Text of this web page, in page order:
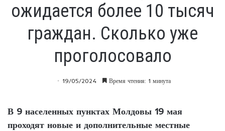
ожидается более 10 тысяч
граждан. Сколько уже
проголосовало
19/05/2024 Время чтения: 1 минута
В 9 населенных пунктах Молдовы 19 мая
проходят новые и дополнительные местные